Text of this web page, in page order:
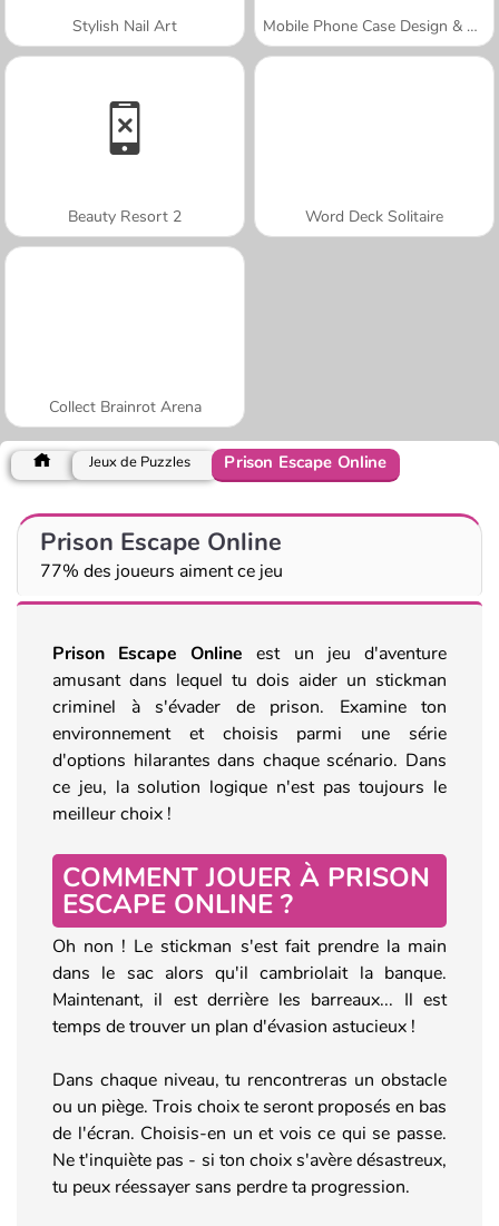
Stylish Nail Art Mobile Phone Case Design & DIY
Beauty Resort 2 Word Deck Solitaire
Collect Brainrot Arena
Jeux de Puzzles Prison Escape Online
Prison Escape Online
77% des joueurs aiment ce jeu
Prison Escape Online est un jeu d'aventure
amusant dans lequel tu dois aider un stickman
criminel à s'évader de prison. Examine ton
environnement et choisis parmi une série
d'options hilarantes dans chaque scénario. Dans
ce jeu, la solution logique n'est pas toujours le
meilleur choix !
COMMENT JOUER À PRISON
ESCAPE ONLINE ?
Oh non ! Le stickman s'est fait prendre la main
dans le sac alors qu'il cambriolait la banque.
Maintenant, il est derrière les barreaux... Il est
temps de trouver un plan d'évasion astucieux !
Dans chaque niveau, tu rencontreras un obstacle
ou un piège. Trois choix te seront proposés en bas
de l'écran. Choisis-en un et vois ce qui se passe.
Ne t'inquiète pas - si ton choix s'avère désastreux,
tu peux réessayer sans perdre ta progression.